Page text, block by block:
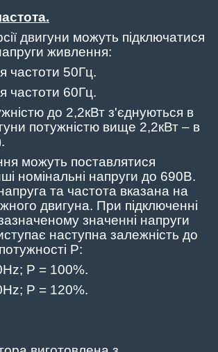
.
двигуни можуть підключатися
живлення:
частоти 50Гц.
частоти 60Гц.
до 2,2кВт з'єднуються в
потужністю вище 2,2кВт – в
можуть поставлятися
номінальні напруги до 690В.
та частота вказана на
двигуна. При підключенні
значенні напруги
наступна залежність до
P:
Hz; P = 100%.
Hz; P = 120%.